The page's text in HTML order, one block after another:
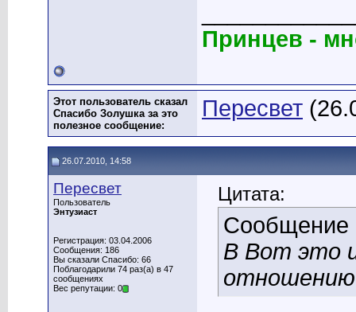
Принцев -
Этот пользователь сказал
Спасибо Золушка за это
полезное сообщение:
Пересвет
26.07.2010, 14:58
Пересвет
Пользователь
Энтузиаст
Регистрация: 03.04.2006
Сообщения: 186
Вы сказали Спасибо: 66
Поблагодарили 74 раз(а) в 47
сообщениях
Вес репутации: 0
Цитата:
Сообщение
В Вот это
отношению